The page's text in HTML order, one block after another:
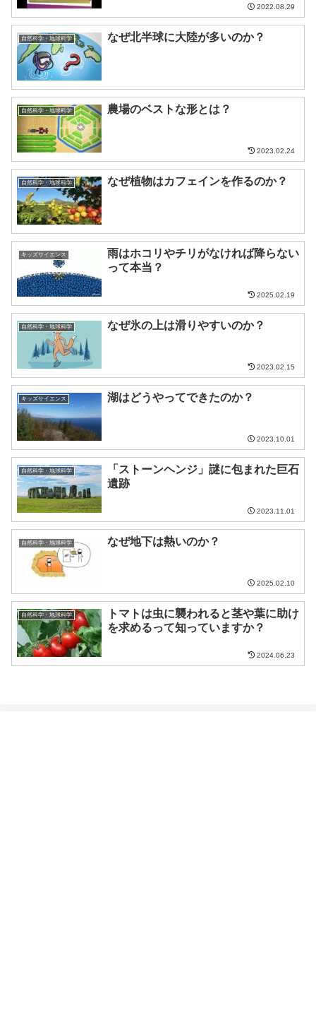
2022.08.29
自然科学・地球科学 なぜ北半球に大陸が多いのか？
自然科学・地球科学 農場のベストな形とは？
2023.02.24
自然科学・地球科学 なぜ植物はカフェインを作るのか？
キッズサイエンス
雨はホコリやチリがなければ降らない
って本当？
2025.02.19
自然科学・地球科学 なぜ氷の上は滑りやすいのか？
2023.02.15
キッズサイエンス 湖はどうやってできたのか？
2023.10.01
自然科学・地球科学
「ストーンヘンジ」謎に包まれた巨石
遺跡
2023.11.01
自然科学・地球科学 なぜ地下は熱いのか？
2025.02.10
自然科学・地球科学
トマトは虫に襲われると茎や葉に助け
を求めるって知っていますか？
2024.06.23